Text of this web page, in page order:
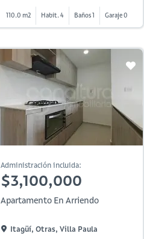
110.0 m2 Habit. 4 Baños 1 Garaje 0
Administración incluida:
$3,100,000
Apartamento En Arriendo
Itagüí, Otras, Villa Paula